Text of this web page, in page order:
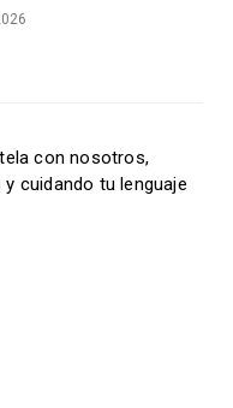
con nosotros,
cuidando tu lenguaje